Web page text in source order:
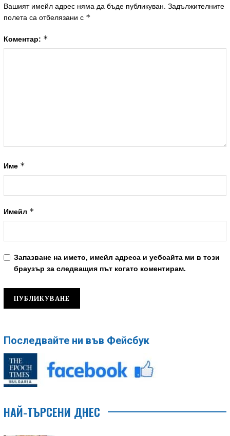
Вашият имейл адрес няма да бъде публикуван. Задължителните
полета са отбелязани с *
Коментар: *
Име *
Имейл *
Запазване на името, имейл адреса и уебсайта ми в този
браузър за следващия път когато коментирам.
Последвайте ни във Фейсбук
НАЙ-ТЪРСЕНИ ДНЕС